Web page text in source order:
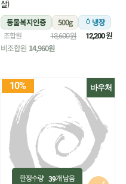
살)
동물복지인증
500g 냉장
조합원 13,600원 12,200원
비조합원 14,960원
바우처
10%
한정수량 39개 남음